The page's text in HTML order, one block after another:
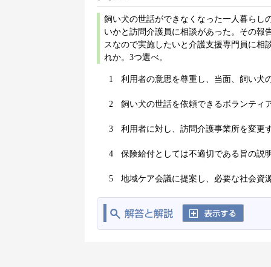
飼い犬の世話ができなくなった一人暮らし
いかと訪問介護員に相談があった。その報
スなので実施したいと介護支援専門員に相
れか。3つ選べ。
1 利用者の意思を尊重し、当面、飼い犬
2 飼い犬の世話を依頼できるボランティ
3 利用者に対し、訪問介護事業所を変更
4 保険給付としては不適切である旨の説
5 地域ケア会議に提案し、必要な社会資